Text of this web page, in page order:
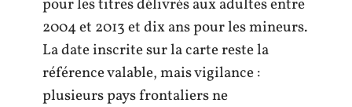
pour les titres délivrés aux adultes entre
2004 et 2013 et dix ans pour les mineurs.
La date inscrite sur la carte reste la
référence valable, mais vigilance :
plusieurs pays frontaliers ne